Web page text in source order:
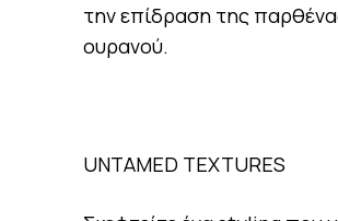
την επίδραση της
ουρανού.
UNTAMED TEXTURES